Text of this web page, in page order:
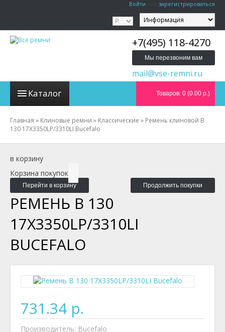
Войти зарегистрироваться
+7(495) 118-4270
Мы перезвоним вам
mail@vse-remni.ru
Каталог Товаров: 0 (0.00 р.)
Главная » Клиновые ремни » Классические » Ремень клиновой B
130 17X3350LP/3310LI Bucefalo
в корзину
Корзина покупок
Перейти в корзину Продолжить покупки
РЕМЕНЬ B 130
17X3350LP/3310LI
BUCEFALO
731.34 р.
Производитель: Bucefalo